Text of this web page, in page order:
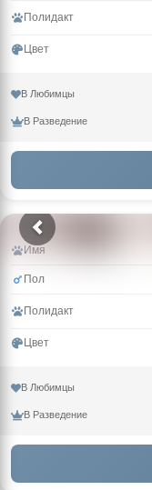
Полидакт
Цвет
В Любимцы
В Разведение
Имя
Пол
Полидакт
Цвет
В Любимцы
В Разведение